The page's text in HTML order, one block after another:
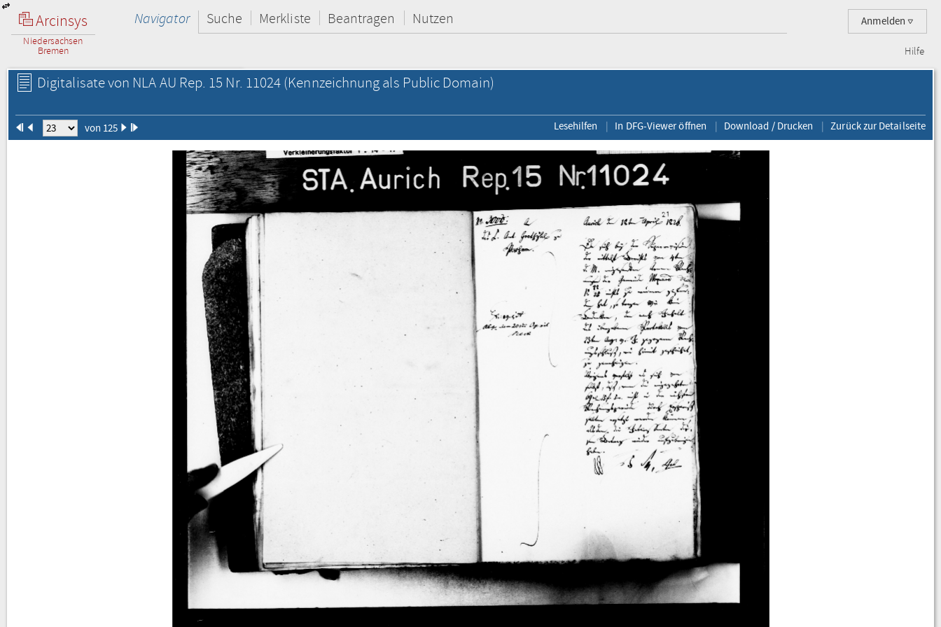
Arcinsys
Niedersachsen
Bremen
Anmelden
Navigator Suche Merkliste Beantragen Nutzen
Hilfe
Digitalisate von NLA AU Rep. 15 Nr. 11024(Kennzeichnung als Public Domain)
von 125 Lesehilfen In DFG-Viewer öffnen Download / Drucken Zurück zur Detailseite